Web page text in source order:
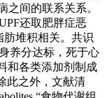
之间的联系关系。
还取肥胖症恶
堆积相关。共识
养分达标，死于心
和各类添加剂制成
此之外，文献清